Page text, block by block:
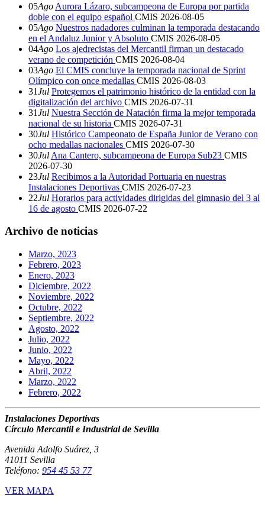
05Ago Aurora Lázaro, subcampeona de Europa por partida
doble con el equipo español CMIS 2026-08-05
05Ago Nuestros nadadores culminan la temporada destacando
en el Andaluz Junior y Absoluto CMIS 2026-08-05
04Ago Los ajedrecistas del Mercantil firman un destacado
verano de competición CMIS 2026-08-04
03Ago El CMIS concluye la temporada nacional de Sprint
Olímpico con once medallas CMIS 2026-08-03
31Jul Protegemos el patrimonio histórico de la entidad con la
digitalización del archivo CMIS 2026-07-31
31Jul Nuestra Sección de Natación firma la mejor temporada
nacional de su historia CMIS 2026-07-31
30Jul Histórico Campeonato de España Junior de Verano con
ocho medallas nacionales CMIS 2026-07-30
30Jul Ana Cantero, subcampeona de Europa Sub23 CMIS
2026-07-30
23Jul Recibimos a la Autoridad Portuaria en nuestras
Instalaciones Deportivas CMIS 2026-07-23
22Jul Horarios para actividades dirigidas del gimnasio del 3 al
16 de agosto CMIS 2026-07-22
Archivo de noticias
Marzo, 2023
Febrero, 2023
Enero, 2023
Diciembre, 2022
Noviembre, 2022
Octubre, 2022
Septiembre, 2022
Agosto, 2022
Julio, 2022
Junio, 2022
Mayo, 2022
Abril, 2022
Marzo, 2022
Febrero, 2022
Instalaciones Deportivas
Círculo Mercantil e Industrial de Sevilla
Avenida Adolfo Suárez, 3
41011 Sevilla
Teléfono: 954 45 53 77
VER MAPA